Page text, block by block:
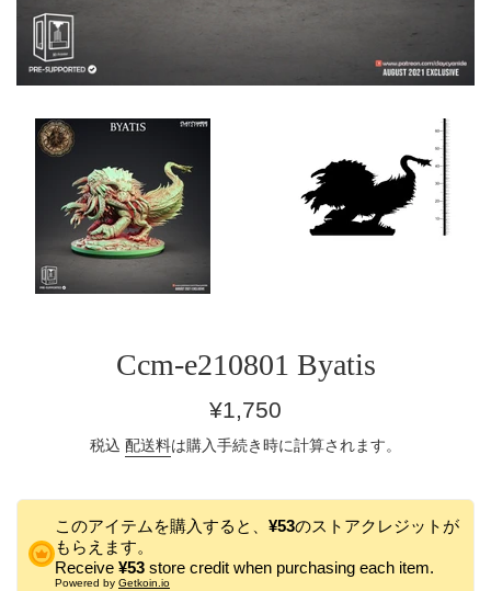
Ccm-e210801 Byatis
通
価
¥1,750
税込 配送料は購入手続き時に計算されます。
このアイテムを購入すると、 ¥53のストアクレジットが
もらえます。
Receive ¥53 store credit when purchasing each item.
Powered by Getkoin.io